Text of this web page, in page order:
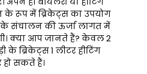
के रूप में ब्रिकेट्स का उपयोग
संचालन की ऊर्जा लागत में
क्या आप जानते हैं? केवल 2
के ब्रिकेट्स 1 लीटर हीटिंग
सकते हैं।